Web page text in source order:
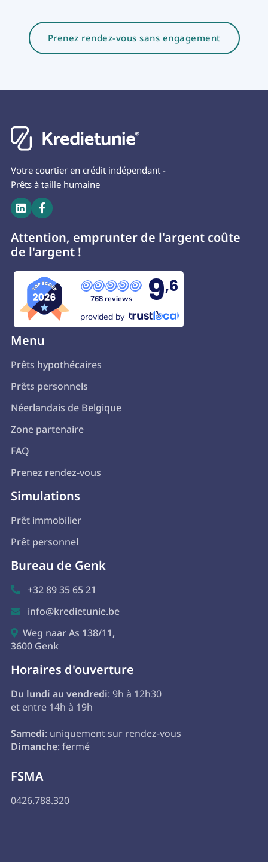
Prenez rendez-vous sans engagement
Votre courtier en crédit indépendant -
Prêts à taille humaine
 
Attention, emprunter de l'argent coûte
de l'argent !
768 reviews 9,6
provided by
Menu
Prêts hypothécaires
Prêts personnels
Néerlandais de Belgique
Zone partenaire
FAQ
Prenez rendez-vous
Simulations
Prêt immobilier
Prêt personnel
Bureau de Genk
 +32 89 35 65 21
 info@kredietunie.be
 Weg naar As 138/11,
3600 Genk
Horaires d'ouverture
Du lundi au vendredi: 9h à 12h30
et entre 14h à 19h
Samedi: uniquement sur rendez-vous
Dimanche: fermé
FSMA
0426.788.320